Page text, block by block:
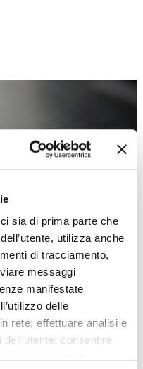
sia di prima parte che
utilizza anche
di tracciamento,
messaggi
manifestate
delle
rete; effettuare analisi e
consentire
on